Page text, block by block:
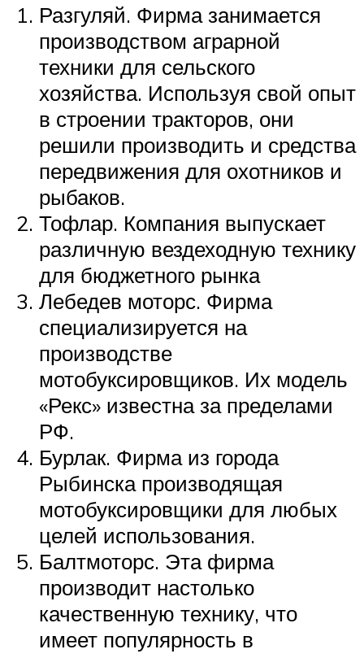
Разгуляй. Фирма занимается
производством аграрной
техники для сельского
хозяйства. Используя свой опыт
в строении тракторов, они
решили производить и средства
передвижения для охотников и
рыбаков.
Тофлар. Компания выпускает
различную вездеходную технику
для бюджетного рынка
Лебедев моторс. Фирма
специализируется на
производстве
мотобуксировщиков. Их модель
«Рекс» известна за пределами
РФ.
Бурлак. Фирма из города
Рыбинска производящая
мотобуксировщики для любых
целей использования.
Балтмоторс. Эта фирма
производит настолько
качественную технику, что
имеет популярность в